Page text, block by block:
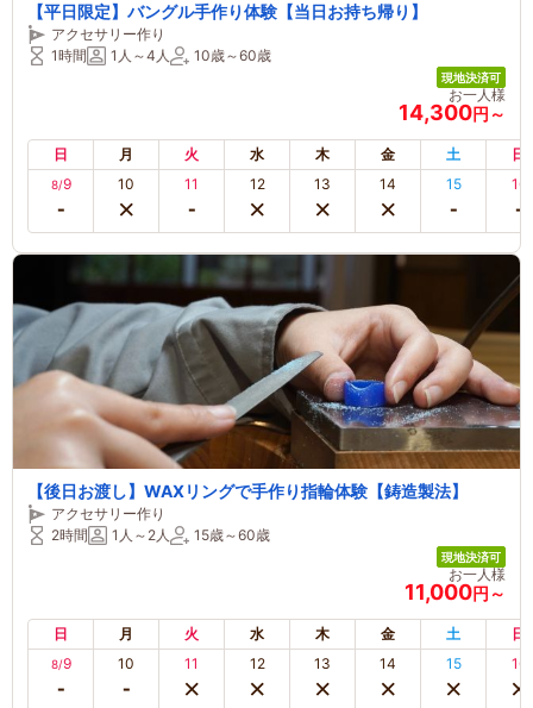
【平日限定】バングル手作り体験【当日お持ち帰り】
アクセサリー作り
1時間
1人～4人 10歳～60歳
現地決済可
お一人様
14,300円～
日 月 火 水 木 金 土 日
8/9 10 11 12 13 14 15 16
【後日お渡し】WAXリングで手作り指輪体験【鋳造製法】
アクセサリー作り
2時間
1人～2人 15歳～60歳
現地決済可
お一人様
11,000円～
日 月 火 水 木 金 土 日
8/9 10 11 12 13 14 15 16